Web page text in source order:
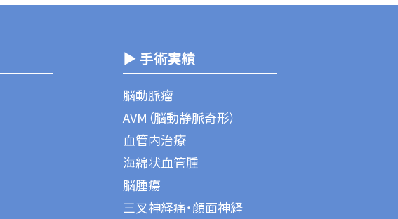
▶ 手術実績
脳動脈瘤
AVM（脳動静脈奇形）
血管内治療
海綿状血管腫
脳腫瘍
三叉神経痛・顔面神経